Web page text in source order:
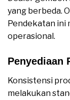
yang berbeda.
Pendekatan ini
operasional.
Penyediaan
Konsistensi
melakukan